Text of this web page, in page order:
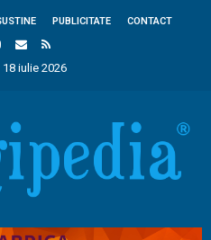
PUBLICITATE CONTACT
iulie 2026